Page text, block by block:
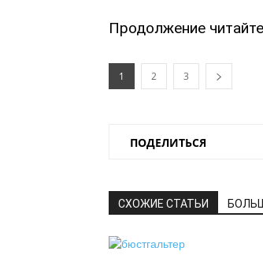
Продолжение
1 2 3
ПОДЕЛИТЬСЯ
СХОЖИЕ СТАТЬИ